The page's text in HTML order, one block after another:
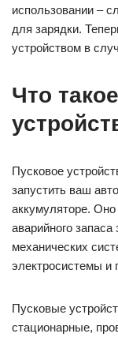
использовании –
для зарядки.
устройством в
Что
Пусковое
запустить ваш
аккумуляторе.
аварийного
механических
электросистемы и
Пусковые
стационарные,